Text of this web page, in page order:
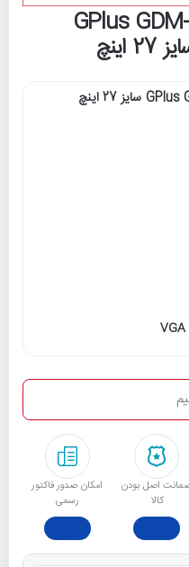
مانیتور جی پلاس GPlus GDM-
اﺻﻞ ﺑﻮدن
ﮐﺎﻟﺎ
امکان صدور فاکتور
رسمی